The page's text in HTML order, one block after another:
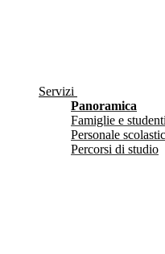
Servizi
Panoramica
Famiglie e studenti
Personale
Percorsi di studio